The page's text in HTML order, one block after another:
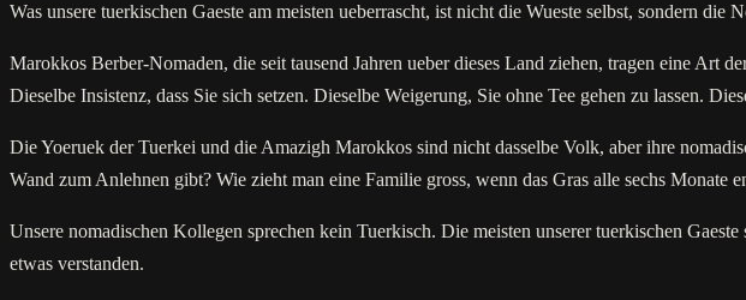
Was unsere tuerkischen Gaeste am meisten ueberrascht, ist nicht die Wueste selbst, sondern die
Marokkos Berber-Nomaden, die seit tausend Jahren ueber dieses Land ziehen, tragen eine Art
Dieselbe Insistenz, dass Sie sich setzen. Dieselbe Weigerung, Sie ohne Tee gehen zu lassen.
Die Yoeruek der Tuerkei und die Amazigh Marokkos sind nicht dasselbe Volk, aber ihre
Wand zum Anlehnen gibt? Wie zieht man eine Familie gross, wenn das Gras alle sechs
Unsere nomadischen Kollegen sprechen kein Tuerkisch. Die meisten unserer tuerkischen
etwas verstanden.